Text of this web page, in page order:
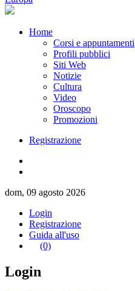
Home
Corsi e appuntamenti
Profili pubblici
Siti Web
Notizie
Cultura
Video
Oroscopo
Promozioni
Registrazione
dom, 09 agosto 2026
Login
Registrazione
Guida all'uso
(0)
Login